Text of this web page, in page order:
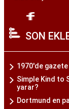
SON
1970'de
Simple Kind to
yarar?
Dortmund en